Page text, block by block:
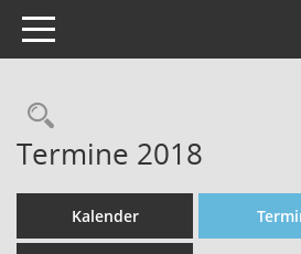
Toggle navigation
Rechercheauswahl
Termine 2018
Kalender